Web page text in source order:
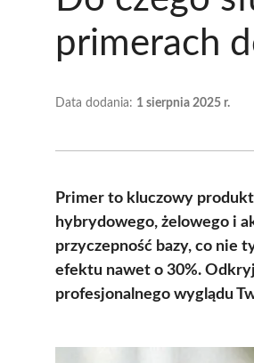
primerach
Data dodania: 1 sierpnia 2025 r.
Primer to kluczowy
hybrydowego, żelowego i
przyczepność bazy, co nie
efektu nawet o 30%.
profesjonalnego wyglądu